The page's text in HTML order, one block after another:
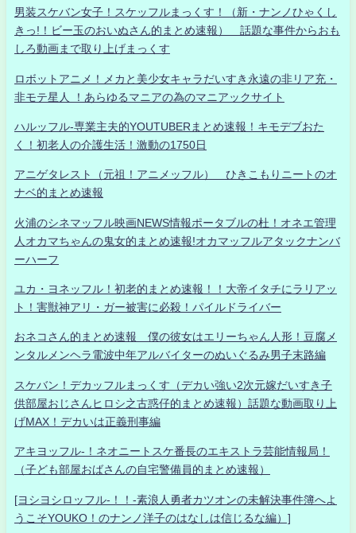
男装スケバン女子！スケッフルまっくす！（新・ナンノひゃくし
きっ!！ビー玉のおいぬさん的まとめ速報） 話題な事件からおも
しろ動画まで取り上げまっくす
ロボットアニメ！メカと美少女キャラだいすき永遠の非リア充・
非モテ星人 ！あらゆるマニアの為のマニアックサイト
ハルッフル-専業主夫的YOUTUBERまとめ速報！キモデブおた
く！初老人の介護生活！激動の1750日
アニゲタレスト（元祖！アニメッフル） ひきこもりニートのオ
ナベ的まとめ速報
火浦のシネマッフル映画NEWS情報ポータブルの杜！オネエ管理
人オカマちゃんの鬼女的まとめ速報!オカマッフルアタックナンバ
ーハーフ
ユカ・ヨネッフル！初老的まとめ速報！！大帝イタチにラリアッ
ト！害獣神アリ・ガー被害に必殺！パイルドライバー
おネコさん的まとめ速報 僕の彼女はエリーちゃん人形！豆腐メ
ンタルメンヘラ電波中年アルバイターのぬいぐるみ男子末路編
スケバン！デカッフルまっくす（デカい強い2次元嫁だいすき子
供部屋おじさんヒロシ之古惑仔的まとめ速報）話題な動画取り上
げMAX！デカいは正義刑事編
アキヨッフル-！ネオニートスケ番長のエキストラ芸能情報局！
（子ども部屋おばさんの自宅警備員的まとめ速報）
[ヨシヨシロッフル-！！-素浪人勇者カツオンの未解決事件簿へよ
うこそYOUKO！のナンノ洋子のはなしは信じるな編）]